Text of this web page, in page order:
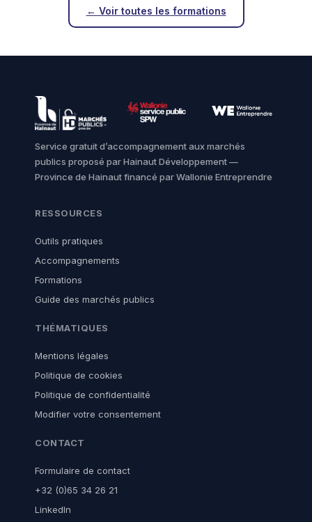
← Voir toutes les formations
Service gratuit d’accompagnement aux marchés
publics proposé par Hainaut Développement —
Province de Hainaut financé par Wallonie Entreprendre
RESSOURCES
Outils pratiques
Accompagnements
Formations
Guide des marchés publics
THÉMATIQUES
Mentions légales
Politique de cookies
Politique de confidentialité
Modifier votre consentement
CONTACT
Formulaire de contact
+32 (0)65 34 26 21
LinkedIn